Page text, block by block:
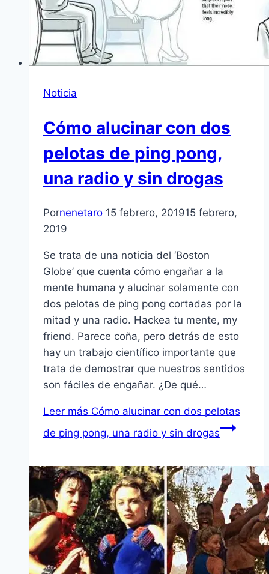
Noticia
Cómo alucinar con dos
pelotas de ping pong,
una radio y sin drogas
Pornenetaro 15 febrero, 201915 febrero,
2019
Se trata de una noticia del ‘Boston
Globe’ que cuenta cómo engañar a la
mente humana y alucinar solamente con
dos pelotas de ping pong cortadas por la
mitad y una radio. Hackea tu mente, my
friend. Parece coña, pero detrás de esto
hay un trabajo científico importante que
trata de demostrar que nuestros sentidos
son fáciles de engañar. ¿De qué…
Leer más Cómo alucinar con dos pelotas
de ping pong, una radio y sin drogas